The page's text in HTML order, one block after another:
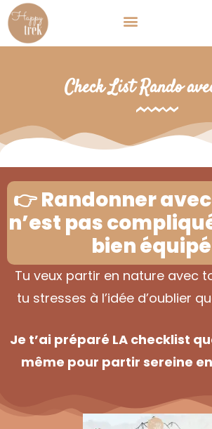
Check List Rando
👉 Randonner
n’est pas
bien
Tu veux partir en nature avec
tu stresses à l’idée d’oublier
Je t’ai préparé LA checklist
même pour partir sereine